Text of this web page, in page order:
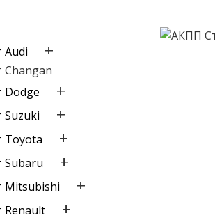
Audi +
Changan
Dodge
+
Suzuki +
Toyota +
Subaru +
Mitsubishi +
Renault +